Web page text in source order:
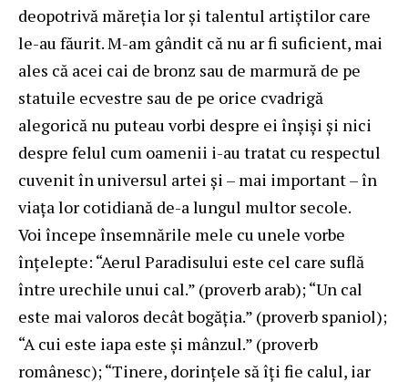
deopotrivă măreţia lor şi talentul artiştilor care
le-au făurit. M-am gândit că nu ar fi suficient, mai
ales că acei cai de bronz sau de marmură de pe
statuile ecvestre sau de pe orice cvadrigă
alegorică nu puteau vorbi despre ei înşişi şi nici
despre felul cum oamenii i-au tratat cu respectul
cuvenit în universul artei şi – mai important – în
viaţa lor cotidiană de-a lungul multor secole.
Voi începe însemnările mele cu unele vorbe
înţelepte: “Aerul Paradisului este cel care suflă
între urechile unui cal.” (proverb arab); “Un cal
este mai valoros decât bogăţia.” (proverb spaniol);
“A cui este iapa este şi mânzul.” (proverb
românesc); “Tinere, dorinţele să îţi fie calul, iar